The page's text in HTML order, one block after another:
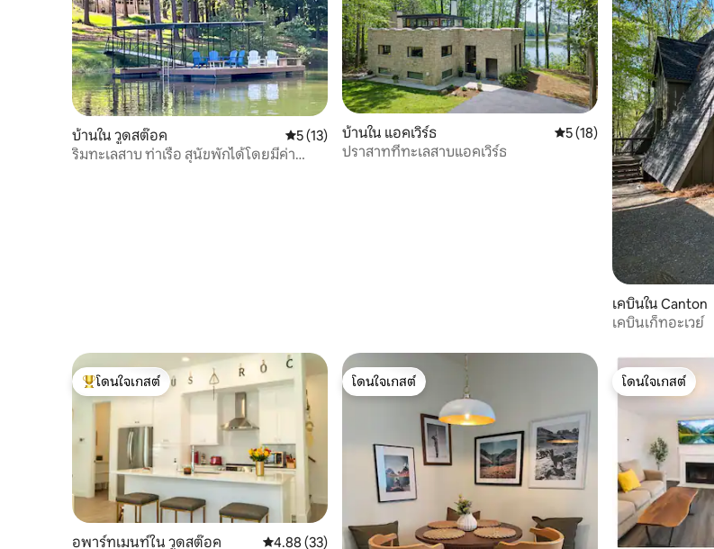
บ้านใน วูดสต๊อค คะแนนเฉลี่ย 5 จาก 5, 13 รีวิว
5 (13)
ริมทะเลสาบ ท่าเรือ สุนัขพักได้โดยมีค่า
บ้านใน แอคเวิร์ธ คะแนนเฉลี่ย 5 จาก 5, 18 รีวิว
5 (18)
ปราสาทที่ทะเลสาบแอคเวิร์ธ
เคบินใน Canton
เคบินเก็ทอะเวย์
โดนใจเกสต์ที่สุด
โดนใจเกสต์
อพาร์ทเมนท์ใน วูดสต๊อค คะแนนเฉลี่ย 4.88 จาก 5, 33 รีวิว
4.88 (33)
โดนใจเกสต์
โดนใจเกสต์
โดนใจเกสต์
โดนใจเกสต์